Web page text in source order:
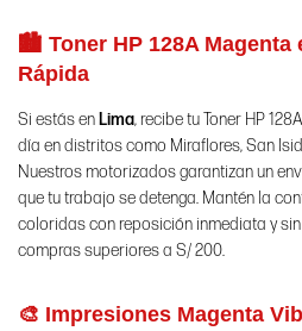
🏙️ Toner HP 128A
Rápida
Si estás en Lima, recibe tu Toner HP
día en distritos como Miraflores, San
Nuestros motorizados garantizan un
que tu trabajo se detenga. Mantén la
coloridas con reposición inmediata y
compras superiores a S/ 200.
🎨 Impresiones Magenta